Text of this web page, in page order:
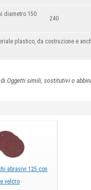
diametro 150
240
plastico, da costruzione e
Oggetti simili, sostitutivi o
abrasivi 125 con
velcro